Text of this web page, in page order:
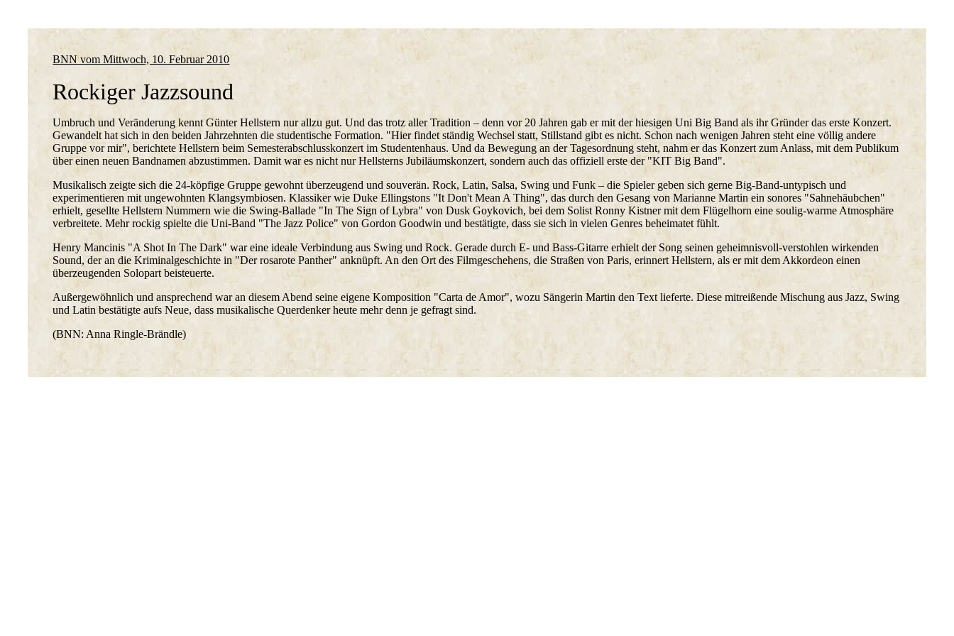
BNN vom Mittwoch, 10. Februar 2010
Rockiger Jazzsound
Umbruch und Veränderung kennt Günter Hellstern nur allzu gut. Und das trotz aller Tradition – denn vor 20 Jahren gab er mit der hiesigen Uni Big Band als ihr Gründer das erste Konzert.
Gewandelt hat sich in den beiden Jahrzehnten die studentische Formation. "Hier findet ständig Wechsel statt, Stillstand gibt es nicht. Schon nach wenigen Jahren steht eine völlig andere
Gruppe vor mir", berichtete Hellstern beim Semesterabschlusskonzert im Studentenhaus. Und da Bewegung an der Tagesordnung steht, nahm er das Konzert zum Anlass, mit dem Publikum
über einen neuen Bandnamen abzustimmen. Damit war es nicht nur Hellsterns Jubiläumskonzert, sondern auch das offiziell erste der "KIT Big Band".
Musikalisch zeigte sich die 24-köpfige Gruppe gewohnt überzeugend und souverän. Rock, Latin, Salsa, Swing und Funk – die Spieler geben sich gerne Big-Band-untypisch und
experimentieren mit ungewohnten Klangsymbiosen. Klassiker wie Duke Ellingstons "It Don't Mean A Thing", das durch den Gesang von Marianne Martin ein sonores "Sahnehäubchen"
erhielt, gesellte Hellstern Nummern wie die Swing-Ballade "In The Sign of Lybra" von Dusk Goykovich, bei dem Solist Ronny Kistner mit dem Flügelhorn eine soulig-warme Atmosphäre
verbreitete. Mehr rockig spielte die Uni-Band "The Jazz Police" von Gordon Goodwin und bestätigte, dass sie sich in vielen Genres beheimatet fühlt.
Henry Mancinis "A Shot In The Dark" war eine ideale Verbindung aus Swing und Rock. Gerade durch E- und Bass-Gitarre erhielt der Song seinen geheimnisvoll-verstohlen wirkenden
Sound, der an die Kriminalgeschichte in "Der rosarote Panther" anknüpft. An den Ort des Filmgeschehens, die Straßen von Paris, erinnert Hellstern, als er mit dem Akkordeon einen
überzeugenden Solopart beisteuerte.
Außergewöhnlich und ansprechend war an diesem Abend seine eigene Komposition "Carta de Amor", wozu Sängerin Martin den Text lieferte. Diese mitreißende Mischung aus Jazz, Swing
und Latin bestätigte aufs Neue, dass musikalische Querdenker heute mehr denn je gefragt sind.
(BNN: Anna Ringle-Brändle)